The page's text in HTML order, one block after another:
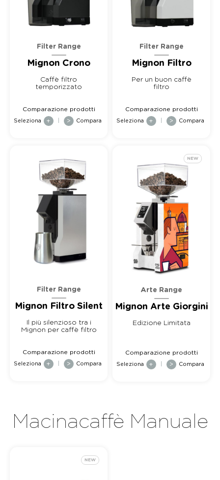
Filter Range
Mignon Crono
Caffè filtro
temporizzato
Comparazione prodotti
Seleziona + > Compara
Filter Range
Mignon Filtro
Per un buon caffè
filtro
Comparazione prodotti
Seleziona + > Compara
Filter Range
Mignon Filtro Silent
Il più silenzioso tra i
Mignon per caffè filtro
Comparazione prodotti
Seleziona + > Compara
NEW
Arte Range
Mignon Arte Giorgini
Edizione Limitata
Comparazione prodotti
Seleziona + > Compara
Macinacaffè Manuale
NEW